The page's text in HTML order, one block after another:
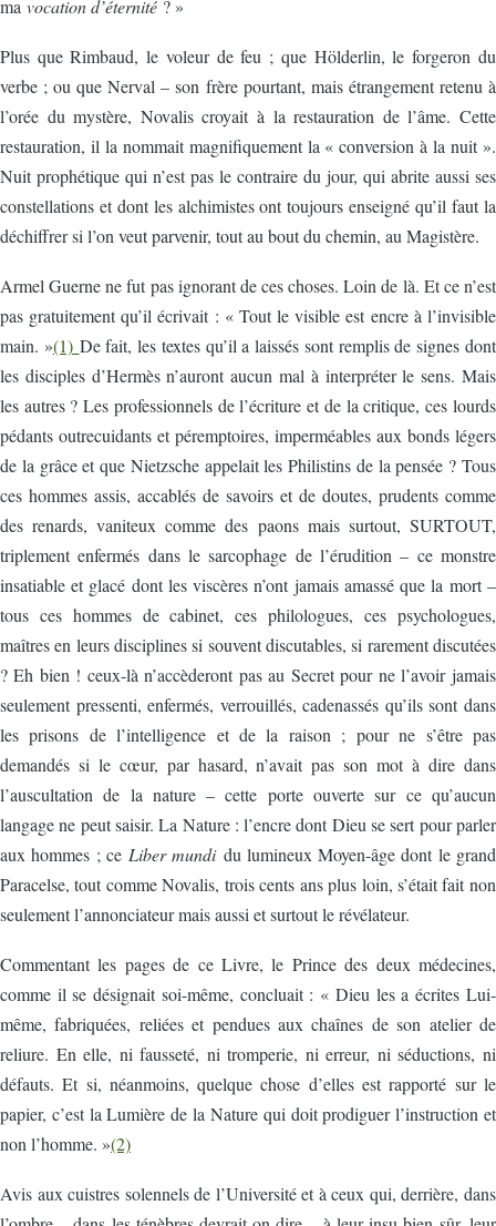
ma vocation d’éternité ? »
Plus que Rimbaud, le voleur de feu ; que Hölderlin, le forgeron du
verbe ; ou que Nerval – son frère pourtant, mais étrangement retenu à
l’orée du mystère, Novalis croyait à la restauration de l’âme. Cette
restauration, il la nommait magnifiquement la « conversion à la nuit ».
Nuit prophétique qui n’est pas le contraire du jour, qui abrite aussi ses
constellations et dont les alchimistes ont toujours enseigné qu’il faut la
déchiffrer si l’on veut parvenir, tout au bout du chemin, au Magistère.
Armel Guerne ne fut pas ignorant de ces choses. Loin de là. Et ce n’est
pas gratuitement qu’il écrivait : « Tout le visible est encre à l’invisible
main. »(1) De fait, les textes qu’il a laissés sont remplis de signes dont
les disciples d’Hermès n’auront aucun mal à interpréter le sens. Mais
les autres ? Les professionnels de l’écriture et de la critique, ces lourds
pédants outrecuidants et péremptoires, imperméables aux bonds légers
de la grâce et que Nietzsche appelait les Philistins de la pensée ? Tous
ces hommes assis, accablés de savoirs et de doutes, prudents comme
des renards, vaniteux comme des paons mais surtout, SURTOUT,
triplement enfermés dans le sarcophage de l’érudition – ce monstre
insatiable et glacé dont les viscères n’ont jamais amassé que la mort –
tous ces hommes de cabinet, ces philologues, ces psychologues,
maîtres en leurs disciplines si souvent discutables, si rarement discutées
? Eh bien ! ceux-là n’accèderont pas au Secret pour ne l’avoir jamais
seulement pressenti, enfermés, verrouillés, cadenassés qu’ils sont dans
les prisons de l’intelligence et de la raison ; pour ne s’être pas
demandés si le cœur, par hasard, n’avait pas son mot à dire dans
l’auscultation de la nature – cette porte ouverte sur ce qu’aucun
langage ne peut saisir. La Nature : l’encre dont Dieu se sert pour parler
aux hommes ; ce Liber mundidu lumineux Moyen-âge dont le grand
Paracelse, tout comme Novalis, trois cents ans plus loin, s’était fait non
seulement l’annonciateur mais aussi et surtout le révélateur.
Commentant les pages de ce Livre, le Prince des deux médecines,
comme il se désignait soi-même, concluait : « Dieu les a écrites Lui-
même, fabriquées, reliées et pendues aux chaînes de son atelier de
reliure. En elle, ni fausseté, ni tromperie, ni erreur, ni séductions, ni
défauts. Et si, néanmoins, quelque chose d’elles est rapporté sur le
papier, c’est la Lumière de la Nature qui doit prodiguer l’instruction et
non l’homme. »(2)
Avis aux cuistres solennels de l’Université et à ceux qui, derrière, dans